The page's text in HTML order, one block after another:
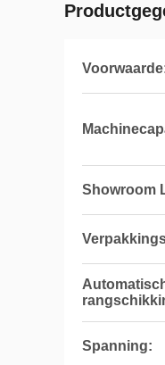
Showroom
Spanning: